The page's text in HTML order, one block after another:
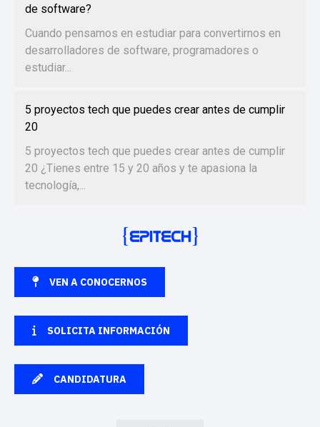
de software?
Cuando pensamos en estudiar para convertirnos en
desarrolladores de software, programadores o
estudiar...
5 proyectos tech que puedes crear antes de cumplir
20
5 proyectos tech que puedes crear antes de cumplir
20 ¿Tienes entre 15 y 20 años y te apasiona la
tecnología,...
VEN A CONOCERNOS
SOLICITA INFORMACIÓN
CANDIDATURA